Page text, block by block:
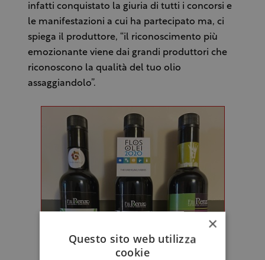
infatti conquistato la giuria di tutti i concorsi e
le manifestazioni a cui ha partecipato ma, ci
spiega il produttore, “il riconoscimento più
emozionante viene dai grandi produttori che
riconoscono la qualità del tuo olio
assaggiandolo”.
×
Questo sito web utilizza
cookie